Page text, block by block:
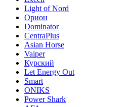
Light of Nord
Орион
Dominator
CentraPlus
Asian Horse
Vaiper
Курский
Let Energy Out
Smart
ONIKS
Power Shark